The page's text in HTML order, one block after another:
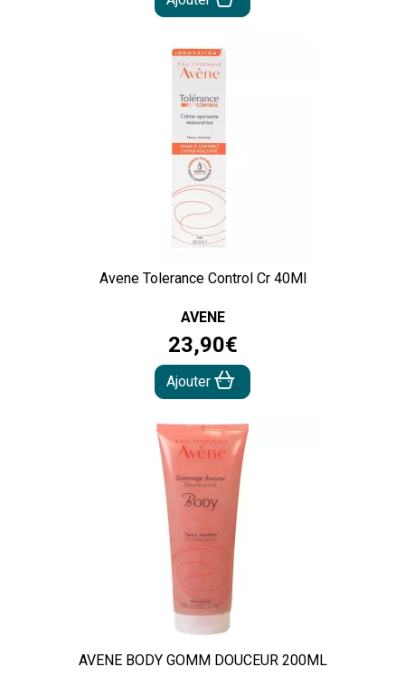
Avene Tolerance Control Cr 40Ml
AVENE
23,90€
Ajouter
AVENE BODY GOMM DOUCEUR 200ML